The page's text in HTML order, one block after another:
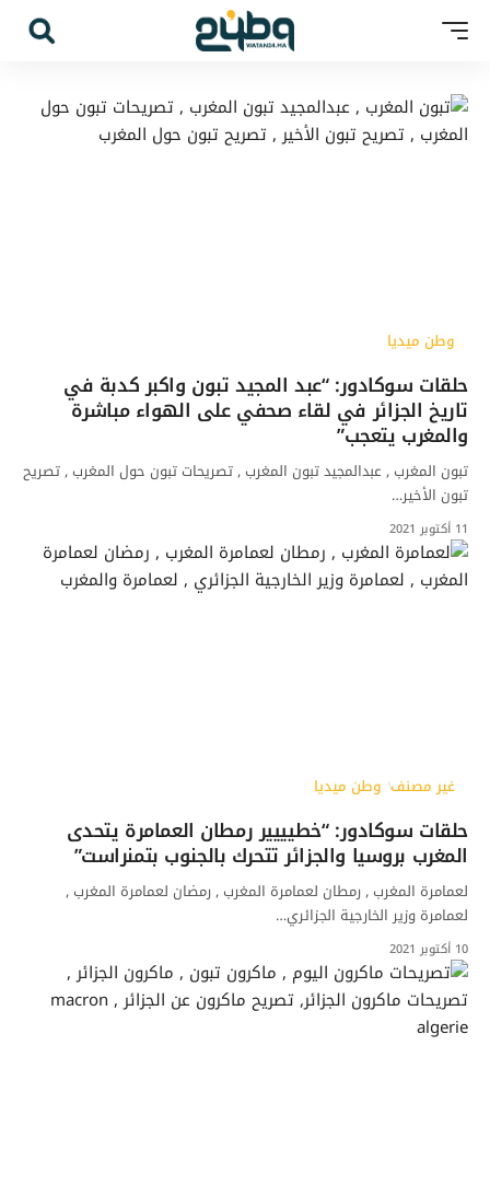
وطن ميديا
حلقات سوكادور: “عبد المجيد تبون واكبر كدبة في
تاريخ الجزائر في لقاء صحفي على الهواء مباشرة
والمغرب يتعجب”
تبون المغرب , عبدالمجيد تبون المغرب , تصريحات تبون حول المغرب , تصريح
تبون الأخير…
11 أكتوبر 2021
غير مصنف وطن ميديا
حلقات سوكادور: “خطيييير رمطان العمامرة يتحدى
المغرب بروسيا والجزائر تتحرك بالجنوب بتمنراست”
لعمامرة المغرب , رمطان لعمامرة المغرب , رمضان لعمامرة المغرب ,
لعمامرة وزير الخارجية الجزائري…
10 أكتوبر 2021